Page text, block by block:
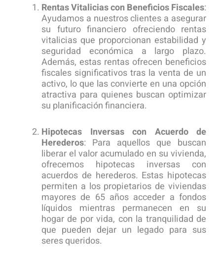
Rentas Vitalicias con Beneficios Fiscales:
Ayudamos a nuestros clientes a asegurar
su futuro financiero ofreciendo rentas
vitalicias que proporcionan estabilidad y
seguridad económica a largo plazo.
Además, estas rentas ofrecen beneficios
fiscales significativos tras la venta de un
activo, lo que las convierte en una opción
atractiva para quienes buscan optimizar
su planificación financiera.
Hipotecas Inversas con Acuerdo de
Herederos: Para aquellos que buscan
liberar el valor acumulado en su vivienda,
ofrecemos hipotecas inversas con
acuerdos de herederos. Estas hipotecas
permiten a los propietarios de viviendas
mayores de 65 años acceder a fondos
líquidos mientras permanecen en su
hogar de por vida, con la tranquilidad de
que pueden dejar un legado para sus
seres queridos.